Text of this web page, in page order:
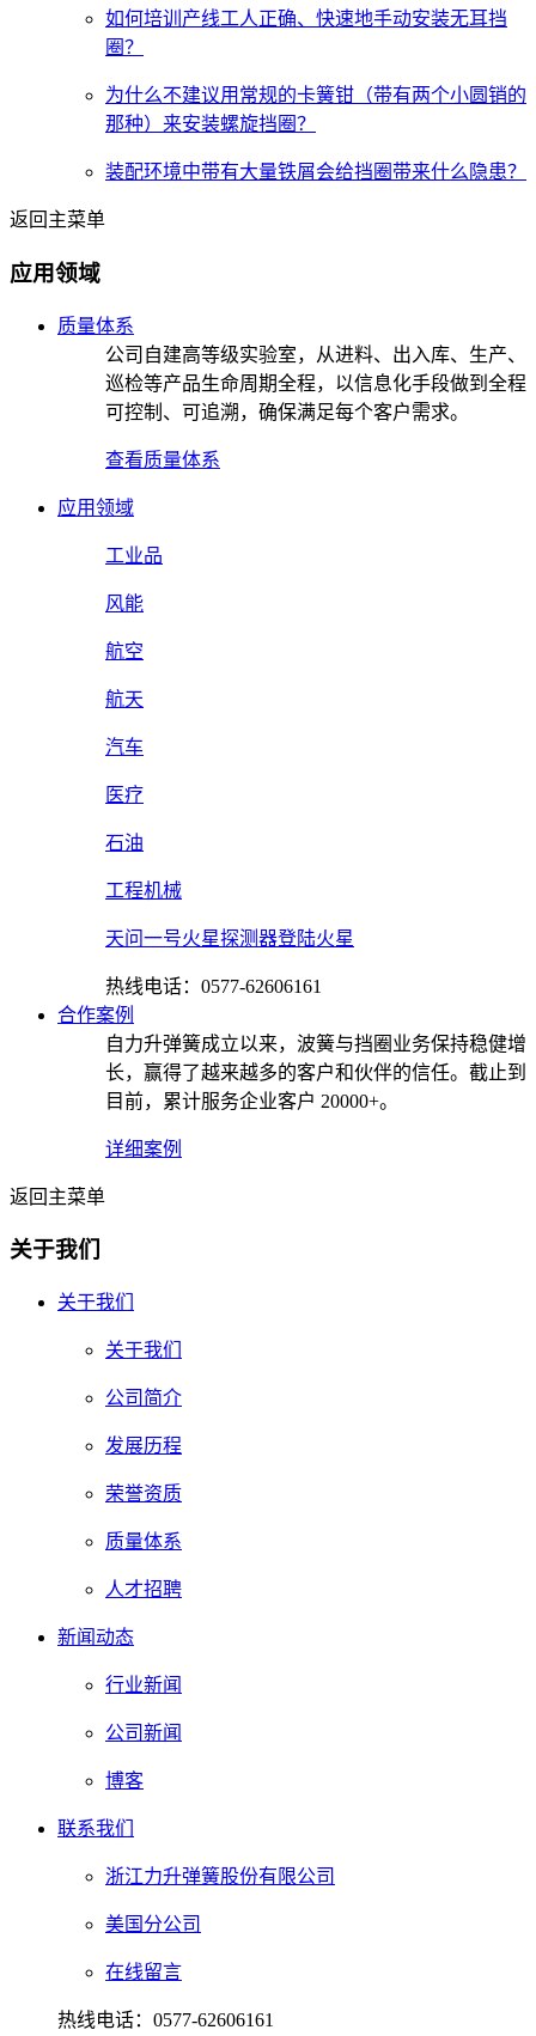
如何培训产线工人正确、快速地手动安装无耳挡
圈？
为什么不建议用常规的卡簧钳（带有两个小圆销的
那种）来安装螺旋挡圈？
装配环境中带有大量铁屑会给挡圈带来什么隐患？
返回主菜单
应用领域
质量体系
公司自建高等级实验室，从进料、出入库、生产、
巡检等产品生命周期全程，以信息化手段做到全程
可控制、可追溯，确保满足每个客户需求。
查看质量体系
应用领域
工业品
风能
航空
航天
汽车
医疗
石油
工程机械
天问一号火星探测器登陆火星
热线电话：0577-62606161
合作案例
自力升弹簧成立以来，波簧与挡圈业务保持稳健增
长，赢得了越来越多的客户和伙伴的信任。截止到
目前，累计服务企业客户 20000+。
详细案例
返回主菜单
关于我们
关于我们
关于我们
公司简介
发展历程
荣誉资质
质量体系
人才招聘
新闻动态
行业新闻
公司新闻
博客
联系我们
浙江力升弹簧股份有限公司
美国分公司
在线留言
热线电话：0577-62606161